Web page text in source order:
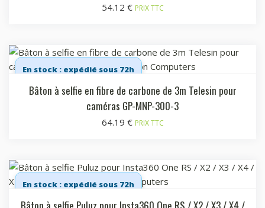
54.12 € PRIX TTC
En stock : expédié sous 72h
Bâton à selfie en fibre de carbone de 3m Telesin pour
caméras GP-MNP-300-3
64.19 € PRIX TTC
En stock : expédié sous 72h